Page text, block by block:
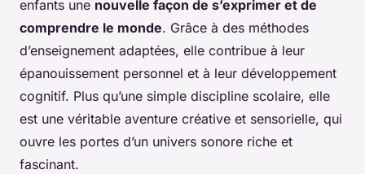
enfants une nouvelle façon de s’exprimer et de
comprendre le monde. Grâce à des méthodes
d’enseignement adaptées, elle contribue à leur
épanouissement personnel et à leur développement
cognitif. Plus qu’une simple discipline scolaire, elle
est une véritable aventure créative et sensorielle, qui
ouvre les portes d’un univers sonore riche et
fascinant.